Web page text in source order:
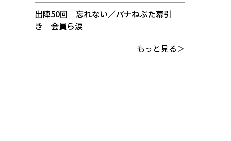
出陣50回 忘れない／パナねぶた幕引
き 会員ら涙
もっと見る＞